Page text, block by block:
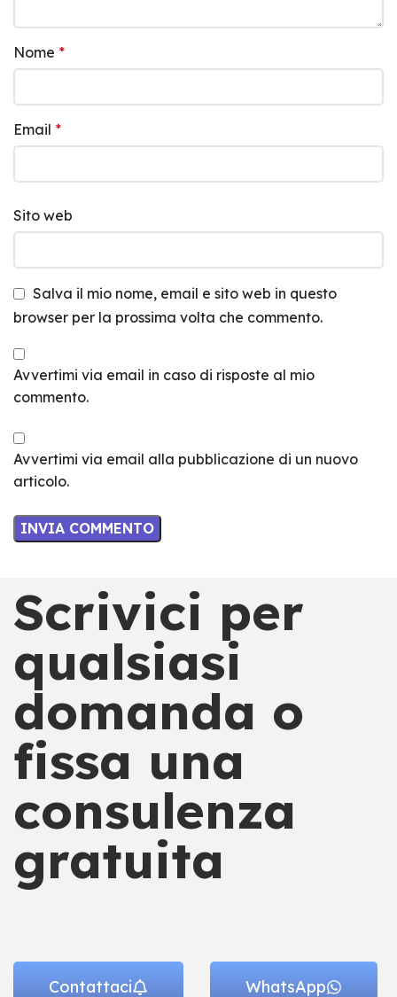
Nome *
Email *
Sito web
Salva il mio nome, email e sito web in questo
browser per la prossima volta che commento.
Avvertimi via email in caso di risposte al mio
commento.
Avvertimi via email alla pubblicazione di un nuovo
articolo.
Scrivici per
qualsiasi
domanda o
fissa una
consulenza
gratuita
Contattaci WhatsApp